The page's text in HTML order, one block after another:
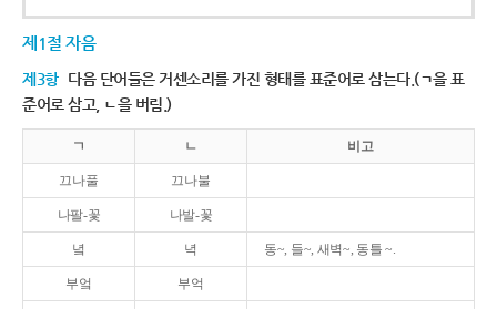
제1절 자음
제3항 다음 단어들은 거센소리를 가진 형태를 표준어로 삼는다.(ㄱ을 표
준어로 삼고, ㄴ을 버림.)
ㄱ ㄴ 비고
끄나풀 끄나불
나팔-꽃 나발-꽃
녘 녁 동~, 들~, 새벽~, 동틀 ~.
부엌 부억